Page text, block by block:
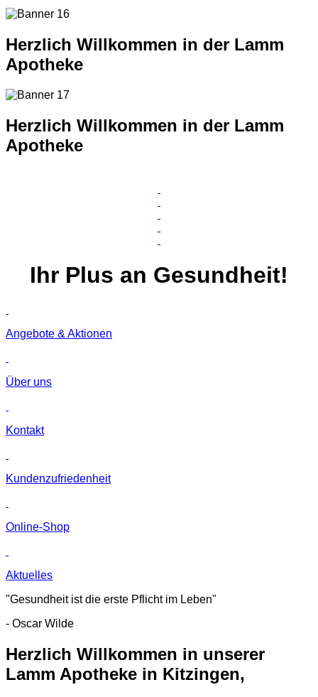
Herzlich Willkommen in der Lamm
Apotheke
Herzlich Willkommen in der Lamm
Apotheke
Ihr Plus an Gesundheit!
Angebote & Aktionen
Über uns
Kontakt
Kunden­zufriedenheit
Online-Shop
Aktuelles
"Gesundheit ist die erste Pflicht im Leben"
- Oscar Wilde
Herzlich Willkommen in unserer
Lamm Apotheke in Kitzingen,